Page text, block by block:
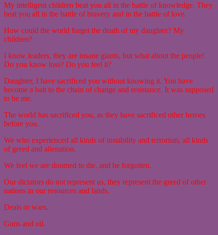
My intelligent children beat you all in the battle of knowledge. They
beat you all in the battle of bravery and in the battle of love.
How could the world forget the death of my daughter? My
children?
I know leaders, they are insane giants, but what about the people!
Do you know loss? Do you feel it?
Daughter, I have sacrificed you without knowing it. You have
become a bait to the chain of change and resistance. It was supposed
to be me.
The world has sacrificed you, as they have sacrificed other heroes
before you.
We who experienced all kinds of instability and terrorism, all kinds
of greed and alienation.
We feel we are doomed to die, and be forgotten.
Our dictators do not represent us, they represent the greed of other
nations in our resources and lands.
Deals or wars.
Guns and oil.